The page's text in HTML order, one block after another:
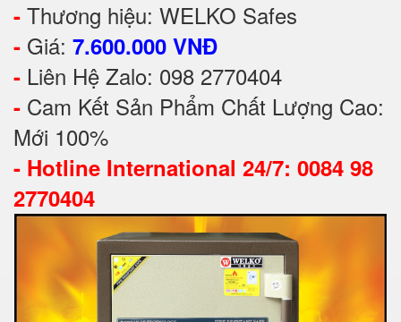
- Thương hiệu: WELKO Safes
- Giá: 7.600.000 VNĐ
- Liên Hệ Zalo: 098 2770404
- Cam Kết Sản Phẩm Chất Lượng Cao:
Mới 100%
- Hotline International 24/7: 0084 98
2770404